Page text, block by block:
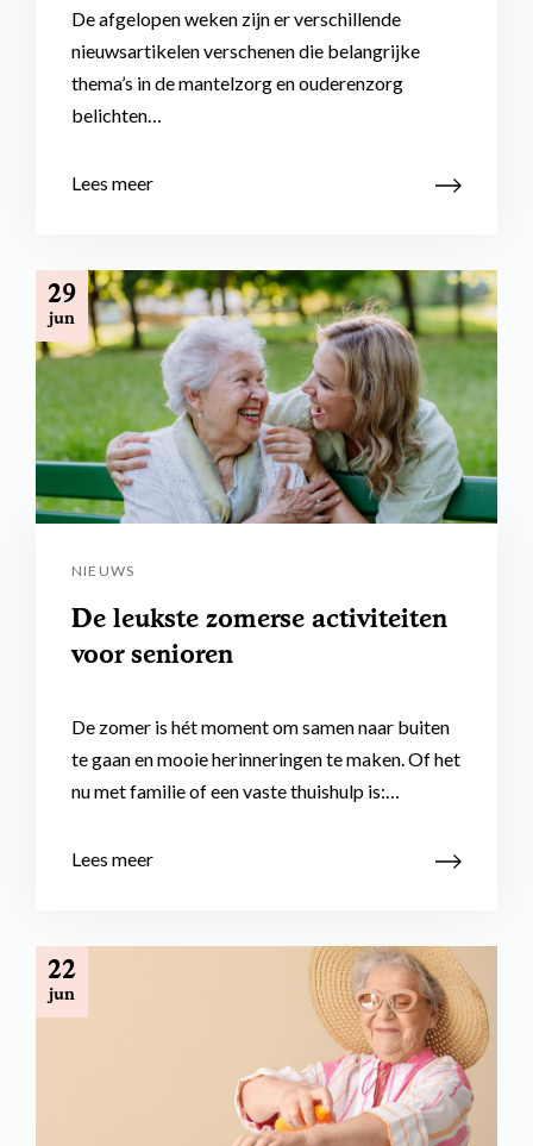
De afgelopen weken zijn er verschillende
nieuwsartikelen verschenen die belangrijke
thema’s in de mantelzorg en ouderenzorg
belichten…
Lees meer
29
jun
NIEUWS
De leukste zomerse activiteiten
voor senioren
De zomer is hét moment om samen naar buiten
te gaan en mooie herinneringen te maken. Of het
nu met familie of een vaste thuishulp is:…
Lees meer
22
jun